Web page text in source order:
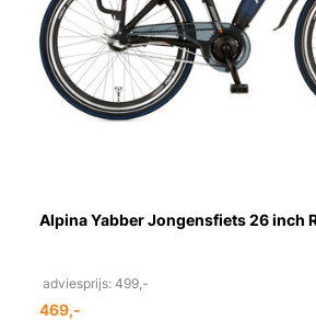
Alpina Yabber Jongensfiets 26 inch
adviesprijs: 499,-
469,-